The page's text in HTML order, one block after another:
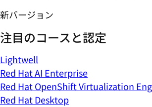
新バージョン
注目のコースと認定
Lightwell
Red Hat AI Enterprise
Red Hat OpenShift Virtualization
Red Hat Desktop